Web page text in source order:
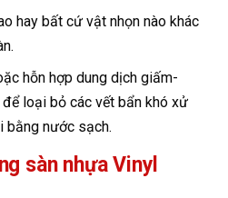
hay bất cứ vật nhọn nào khác
hỗn hợp dung dịch giấm-
loại bỏ các vết bẩn khó xử
bằng nước sạch.
sàn nhựa Vinyl